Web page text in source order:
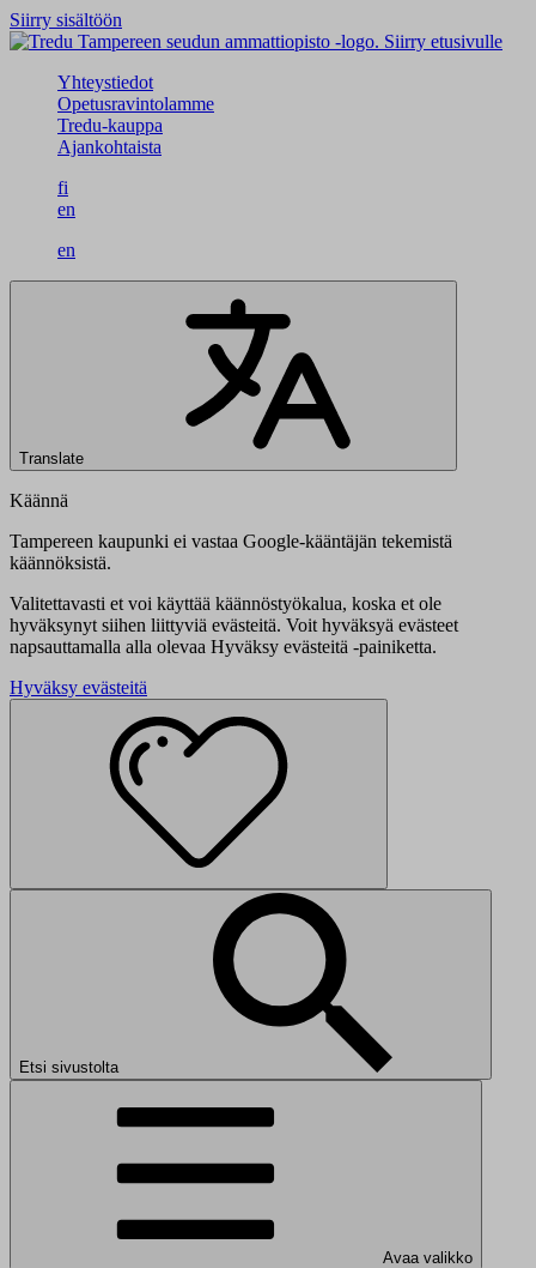
Siirry sisältöön
Siirry etusivulle
Yhteystiedot
Opetusravintolamme
Tredu-kauppa
Ajankohtaista
fi
en
en
Translate
Käännä
Tampereen kaupunki ei vastaa Google-kääntäjän tekemistä
käännöksistä.
Valitettavasti et voi käyttää käännöstyökalua, koska et ole
hyväksynyt siihen liittyviä evästeitä. Voit hyväksyä evästeet
napsauttamalla alla olevaa Hyväksy evästeitä -painiketta.
Hyväksy evästeitä
Etsi sivustolta
Avaa valikko